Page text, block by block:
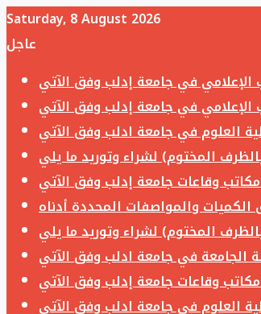
Saturday, 8 August 2026
عاجل